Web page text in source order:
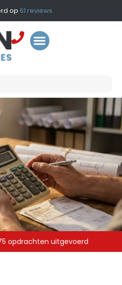
op 61 reviews
In heel